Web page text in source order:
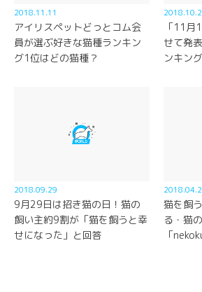
2018.11.11
アイリスペットどっとコム会
員が選ぶ好きな猫種ランキン
グ1位はどの猫種？
「11月
せて発
ンキン
2018.09.29
9月29日は招き猫の日！猫の
飼い主約9割が「猫を飼うと幸
せになった」と回答
猫を飼
る・猫
「